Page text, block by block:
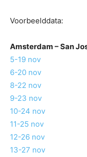
Voorbeelddata:
Amsterdam –San
5-19 nov
6-20 nov
8-22 nov
9-23 nov
10-24 nov
11-25 nov
12-26 nov
13-27 nov